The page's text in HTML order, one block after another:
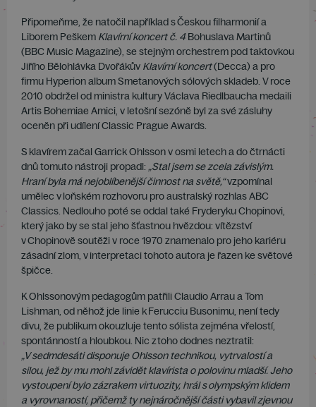
Připomeňme, že natočil například s Českou filharmonií a
Liborem Peškem Klavírní koncert č. 4Bohuslava Martinů
(BBC Music Magazine), se stejným orchestrem pod taktovkou
Jiřího Bělohlávka Dvořákův Klavírní koncert(Decca) a pro
firmu Hyperion album Smetanových sólových skladeb. V roce
2010 obdržel od ministra kultury Václava Riedlbaucha medaili
Artis Bohemiae Amici, v letošní sezóně byl za své zásluhy
oceněn při udílení Classic Prague Awards.
S klavírem začal Garrick Ohlsson v osmi letech a do čtrnácti
dnů tomuto nástroji propadl: „Stal jsem se zcela závislým.
Hraní byla má nejoblíbenější činnost na světě,“vzpomínal
umělec v loňském rozhovoru pro australský rozhlas ABC
Classics. Nedlouho poté se oddal také Fryderyku Chopinovi,
který jako by se stal jeho šťastnou hvězdou: vítězství
v Chopinově soutěži v roce 1970 znamenalo pro jeho kariéru
zásadní zlom, v interpretaci tohoto autora je řazen ke světové
špičce.
K Ohlssonovým pedagogům patřili Claudio Arrau a Tom
Lishman, od něhož jde linie k Ferucciu Busonimu, není tedy
divu, že publikum okouzluje tento sólista zejména vřelostí,
spontánností a hloubkou. Nic z toho dodnes neztratil:
„Vsedmdesáti disponuje Ohlsson technikou, vytrvalostí a
silou, jež by mu mohl závidět klavírista o polovinu mladší. Jeho
vystoupení bylo zázrakem virtuozity, hrál solympským klidem
a vyrovnaností, přičemž ty nejnáročnější části vybavil zjevnou